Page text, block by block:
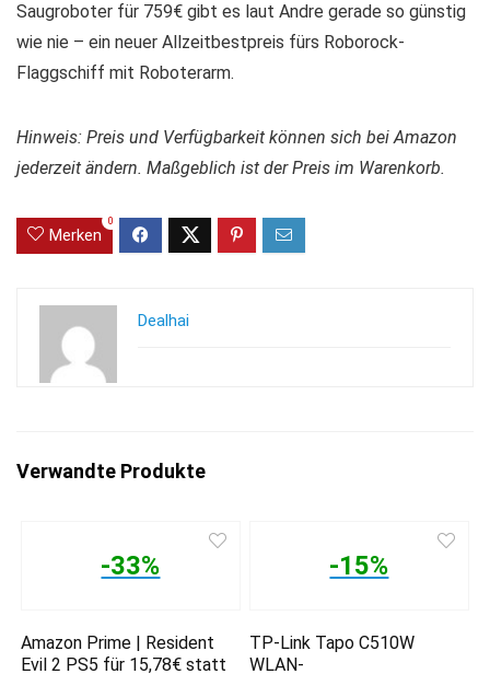
Saugroboter für 759€ gibt es laut Andre gerade so günstig
wie nie – ein neuer Allzeitbestpreis fürs Roborock-
Flaggschiff mit Roboterarm.
Hinweis: Preis und Verfügbarkeit können sich bei Amazon
jederzeit ändern. Maßgeblich ist der Preis im Warenkorb.
Merken
0
Dealhai
Verwandte Produkte
-33%
Amazon Prime | Resident
Evil 2 PS5 für 15,78€ statt
-15%
TP-Link Tapo C510W
WLAN-